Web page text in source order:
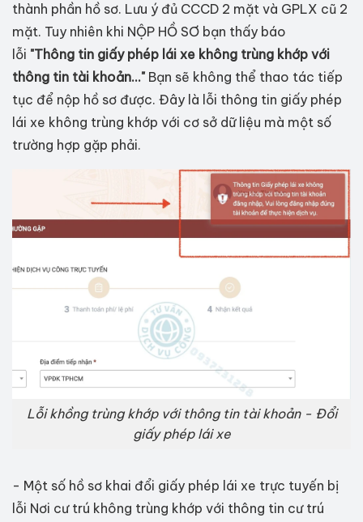
thành phần hồ sơ. Lưu ý đủ CCCD 2 mặt và GPLX cũ 2
mặt. Tuy nhiên khi NỘP HỒ SƠ bạn thấy báo
lỗi "Thông tin giấy phép lái xe không trùng khớp với
thông tin tài khoản..." Bạn sẽ không thể thao tác tiếp
tục để nộp hồ sơ được. Đây là lỗi thông tin giấy phép
lái xe không trùng khớp với cơ sở dữ liệu mà một số
trường hợp gặp phải.
Lỗi khồng trùng khớp với thông tin tài khoản - Đổi
giấy phép lái xe
- Một số hồ sơ khai đổi giấy phép lái xe trực tuyến bị
lỗi Nơi cư trú không trùng khớp với thông tin cư trú